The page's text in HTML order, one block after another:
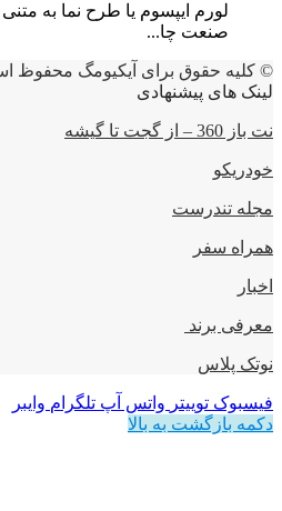
لورم ایپسوم یا طرح‌ نما به
صنعت چا...
© کلیه حقوق برای آیکیومگ محفوظ
لینک های پیشنهادی
نت باز 360 – از گجت تا گیشه
خودریکو
مجله‌ تندرست
همراه سفر
اخبار
معرفی برند
نوتک پلاس
فیسبوک توییتر واتس آپ تلگرام وایبر
دکمه بازگشت به بالا